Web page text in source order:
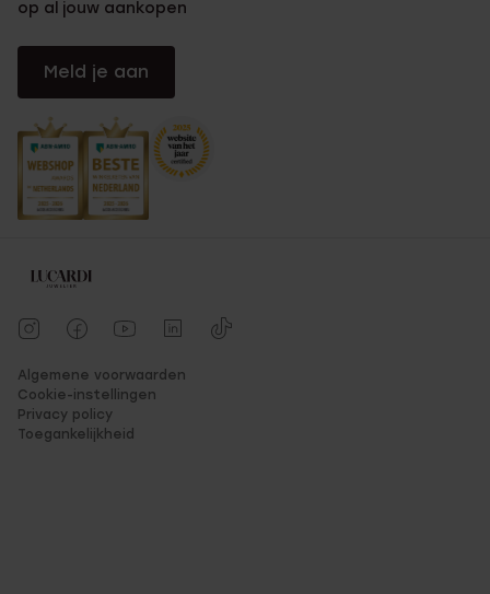
op al jouw aankopen
Meld je aan
Algemene voorwaarden
Cookie-instellingen
Privacy policy
Toegankelijkheid